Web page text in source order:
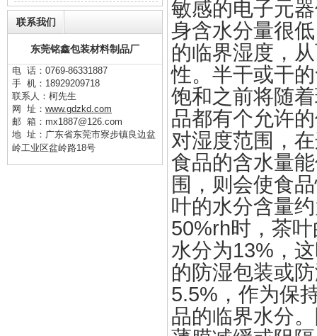
联系我们
东莞铭鑫包装材料制品厂
电 话：0769-86331887
手 机：18929209718
联系人：柯先生
网 址： www.gdzkd.com
邮 箱：mx1887@126.com
地 址： 广东省东莞市寮步镇良边盆
岭工业区盆岭路18号
敏感的电子元
身含水分量很
的临界湿度，
性。半干或干
饱和之前将随
品都有个允许
对湿度范围，
食品的含水量
围，则会使食
叶的水分含量
50%rh时，茶
水分为13%，
的防湿包装或
5.5%，作为保
品的临界水分